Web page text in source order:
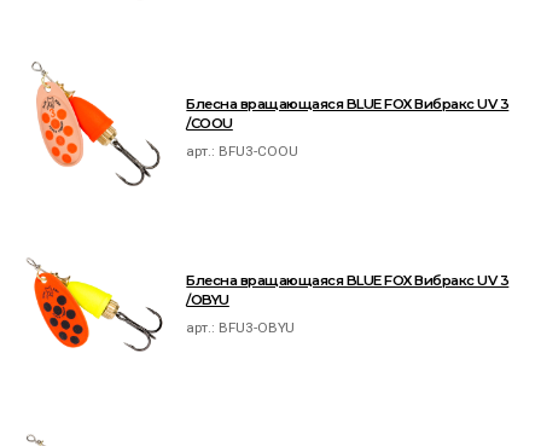
Блесна вращающаяся BLUE FOX Вибракс UV 3
/COOU
арт.: BFU3-COOU
Блесна вращающаяся BLUE FOX Вибракс UV 3
/OBYU
арт.: BFU3-OBYU